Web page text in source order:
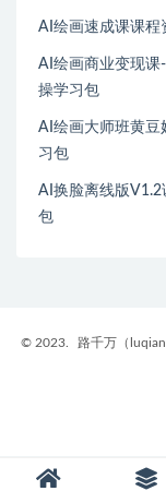
AI绘画速成课课程
AI绘画商业变现课
操学习包
AI绘画大师班黄豆
习包
AI换脸离线版V1.2
包
© 2023. 路千万（